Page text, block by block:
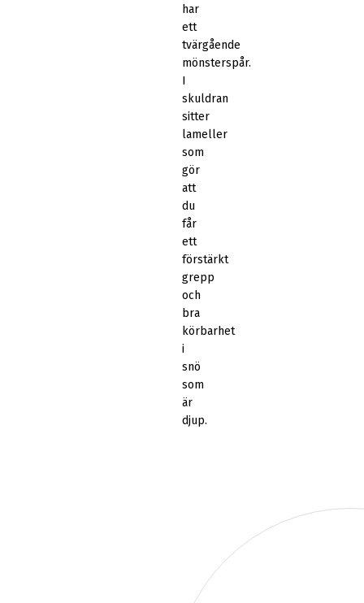
har
ett
tvärgående
mönsterspår.
I
skuldran
sitter
lameller
som
gör
att
du
får
ett
förstärkt
grepp
och
bra
körbarhet
i
snö
som
är
djup.